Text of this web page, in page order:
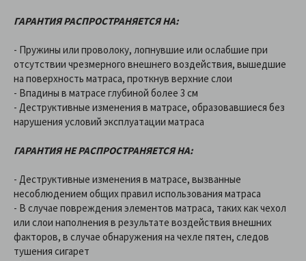
ГАРАНТИЯ РАСПРОСТРАНЯЕТСЯ НА:
- Пружины или проволоку, лопнувшие или ослабшие при
отсутствии чрезмерного внешнего воздействия, вышедшие
на поверхность матраса, проткнув верхние слои
- Впадины в матрасе глубиной более 3 см
- Деструктивные изменения в матрасе, образовавшиеся без
нарушения условий эксплуатации матраса
ГАРАНТИЯ НЕ РАСПРОСТРАНЯЕТСЯ НА:
- Деструктивные изменения в матрасе, вызванные
несоблюдением общих правил использования матраса
- В случае повреждения элементов матраса, таких как чехол
или слои наполнения в результате воздействия внешних
факторов, в случае обнаружения на чехле пятен, следов
тушения сигарет